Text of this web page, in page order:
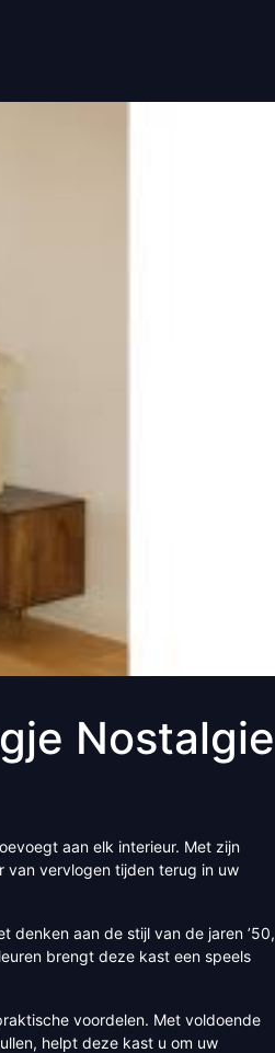
Nostalgie
aan elk interieur. Met zijn
vervlogen tijden terug in uw
denken aan de stijl van de jaren ’50,
brengt deze kast een speels
voordelen. Met voldoende
helpt deze kast u om uw